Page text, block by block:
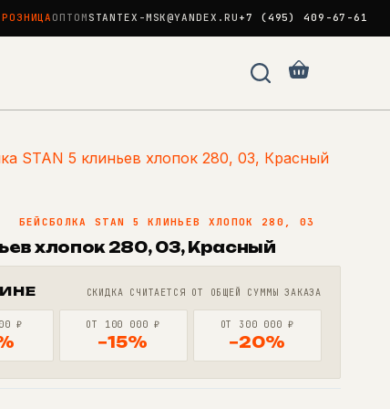
РОЗНИЦА ОПТОМ STANTEX-MSK@YANDEX.RU +7 (495) 409-67-61
Корзина
STAN 5 клиньев хлопок 280, 03, Красный
БЕЙСБОЛКА STAN 5 КЛИНЬЕВ ХЛОПОК 280, 03
хлопок 280, 03, Красный
СКИДКА СЧИТАЕТСЯ ОТ ОБЩЕЙ СУММЫ ЗАКАЗА
₽ ОТ 100 000 ₽
−15%
ОТ 300 000 ₽
−20%